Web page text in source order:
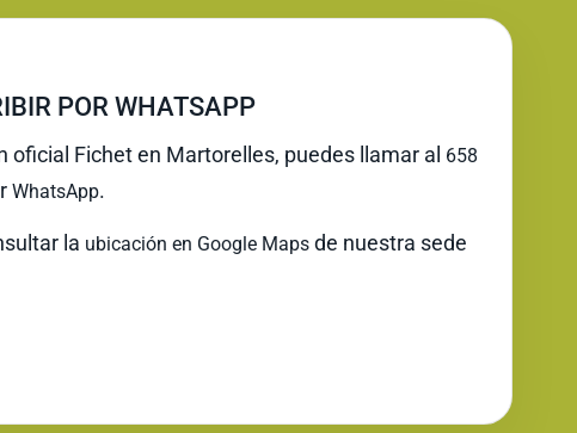
POR WHATSAPP
oficial Fichet en Martorelles, puedes llamar al 658
WhatsApp.
la ubicación en Google Maps de nuestra sede